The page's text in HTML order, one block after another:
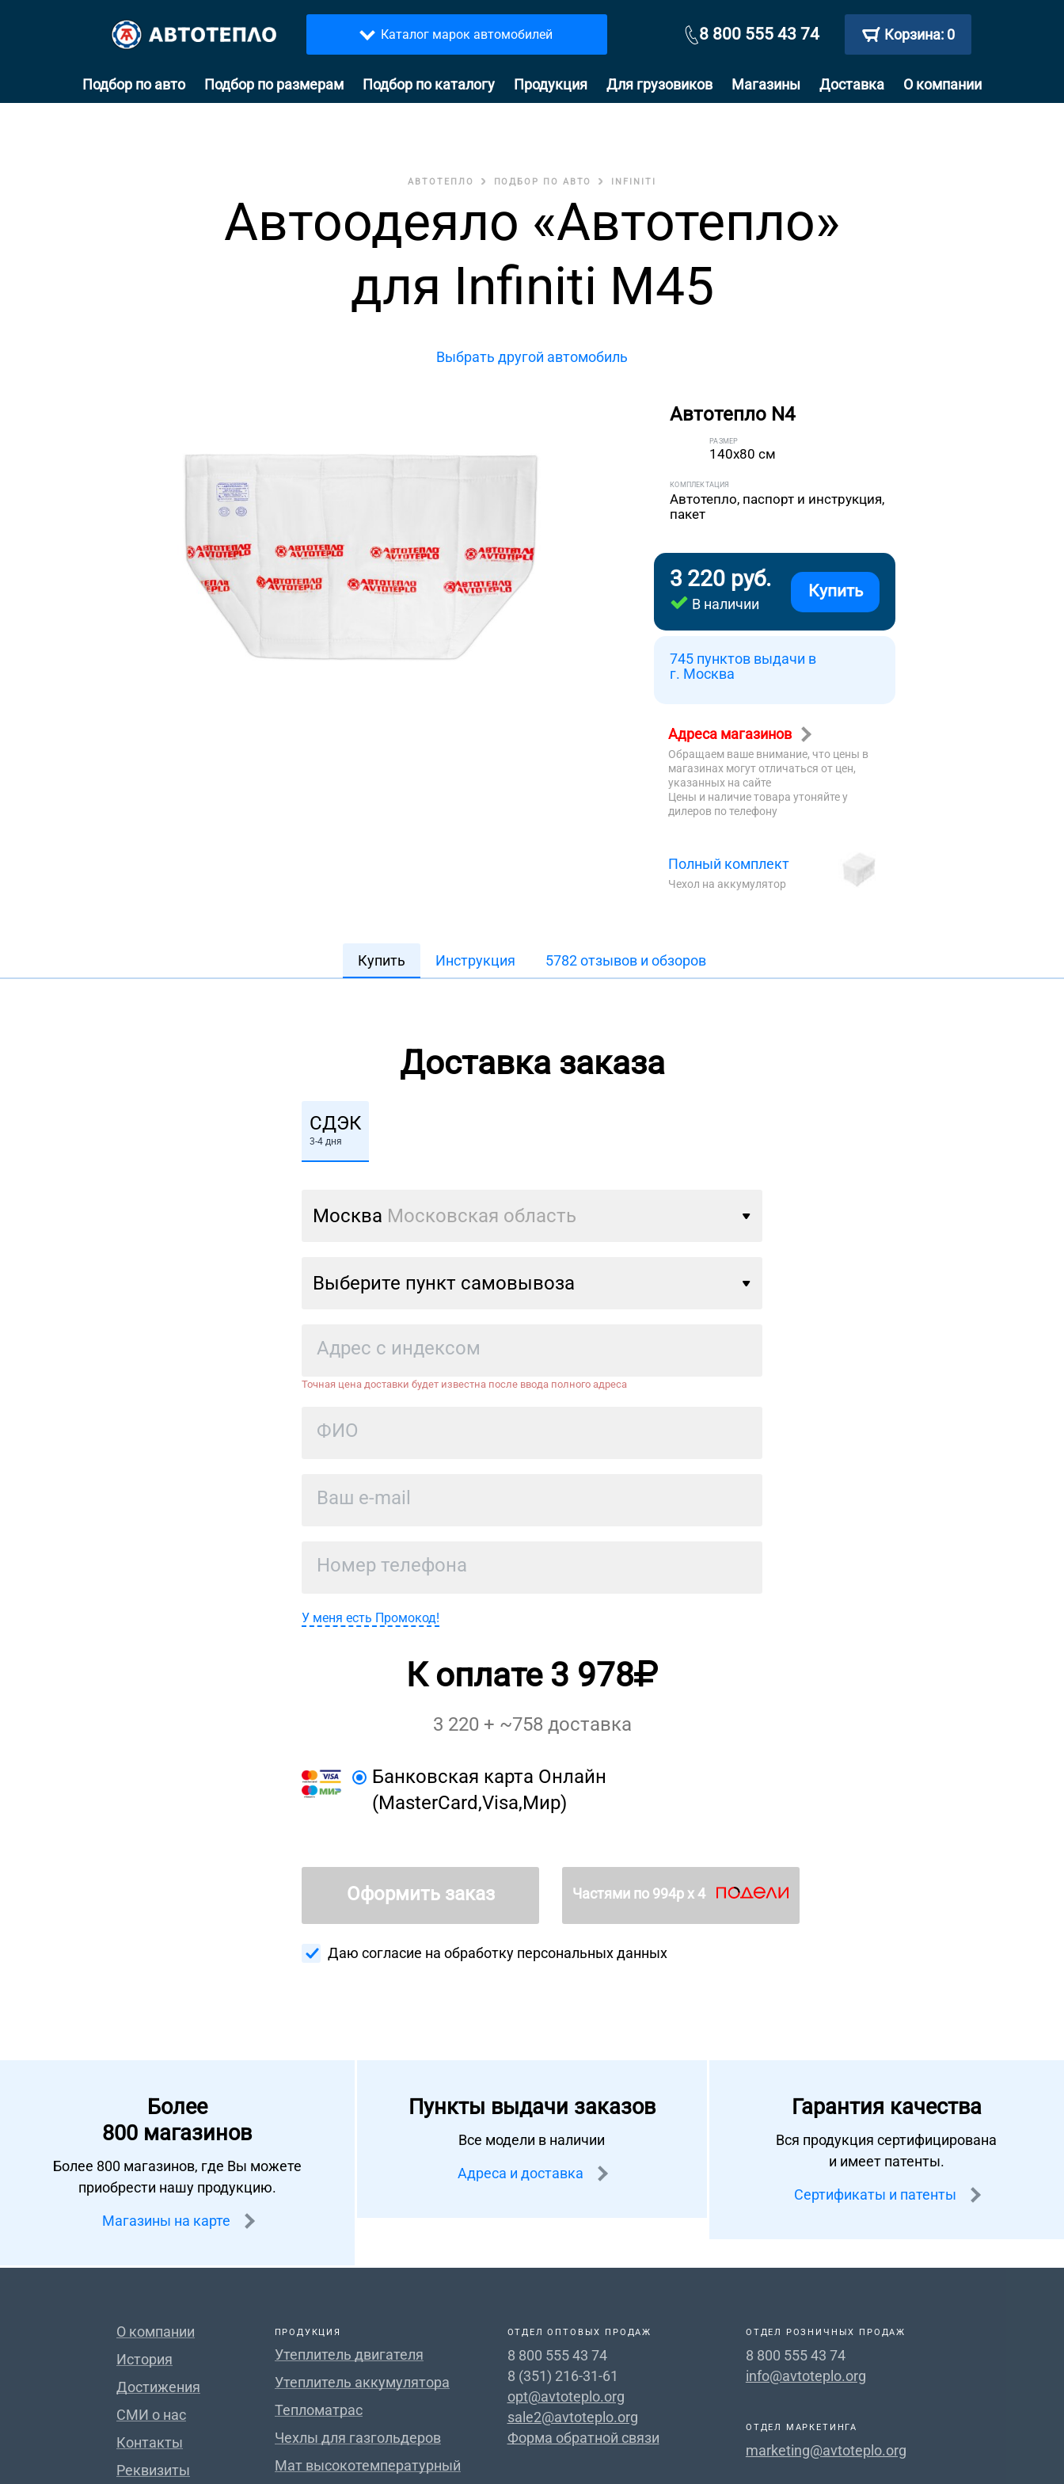
Каталог марок автомобилей 8 800 555 43 74 Корзина: 0
Подбор по авто Подбор по размерам Подбор по каталогу Продукция Для грузовиков Магазины Доставка О компании
АВТОТЕПЛО ПОДБОР ПО АВТО INFINITI
Автоодеяло «Автотепло»
для Infiniti M45
Выбрать другой автомобиль
Автотепло N4
РАЗМЕР
140x80 см
КОМПЛЕКТАЦИЯ
Автотепло, паспорт и инструкция,
пакет
3 220 руб.
В наличии
Купить
745 пунктов выдачи в
г. Москва
Адреса магазинов
Обращаем ваше внимание, что цены в
магазинах могут отличаться от цен,
указанных на сайте
Цены и наличие товара утоняйте у
дилеров по телефону
Полный комплект
Чехол на аккумулятор
Купить Инструкция 5782 отзывов и обзоров
Доставка заказа
СДЭК
3-4 дня
Москва Московская область
Выберите пункт самовывоза
Точная цена доставки будет известна после ввода полного адреса
У меня есть Промокод!
К оплате 3 978
3 220 + ~758 доставка
Банковская карта Онлайн
(MasterCard,Visa,Мир)
Оформить заказ Частями по 994р х 4
Даю согласие на обработку персональных данных
Более
800 магазинов
Более 800 магазинов, где Вы можете
приобрести нашу продукцию.
Магазины на карте
Пункты выдачи заказов
Все модели в наличии
Адреса и доставка
Гарантия качества
Вся продукция сертифицирована
и имеет патенты.
Сертификаты и патенты
О компании
История
Достижения
СМИ о нас
Контакты
Реквизиты
ПРОДУКЦИЯ
Утеплитель двигателя
Утеплитель аккумулятора
Тепломатрас
Чехлы для газгольдеров
Мат высокотемпературный
ОТДЕЛ ОПТОВЫХ ПРОДАЖ
8 800 555 43 74
8 (351) 216-31-61
opt@avtoteplo.org
sale2@avtoteplo.org
Форма обратной связи
ОТДЕЛ РОЗНИЧНЫХ ПРОДАЖ
8 800 555 43 74
info@avtoteplo.org
ОТДЕЛ МАРКЕТИНГА
marketing@avtoteplo.org